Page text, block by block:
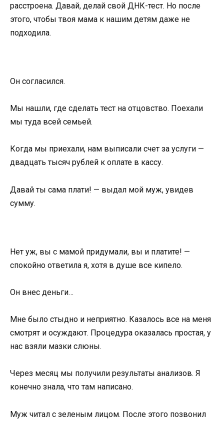
расстроена. Давай, делай свой ДНК-тест. Но после
этого, чтобы твоя мама к нашим детям даже не
подходила.
Он согласился.
Мы нашли, где сделать тест на отцовство. Поехали
мы туда всей семьей.
Когда мы приехали, нам выписали счет за услуги —
двадцать тысяч рублей к оплате в кассу.
Давай ты сама плати! — выдал мой муж, увидев
сумму.
Нет уж, вы с мамой придумали, вы и платите! —
спокойно ответила я, хотя в душе все кипело.
Он внес деньги…
Мне было стыдно и неприятно. Казалось все на меня
смотрят и осуждают. Процедура оказалась простая, у
нас взяли мазки слюны.
Через месяц мы получили результаты анализов. Я
конечно знала, что там написано.
Муж читал с зеленым лицом. После этого позвонил